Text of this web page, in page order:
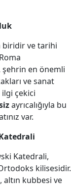
biridir ve tarihi
en önemli
ve sanat
çekici
ayrıcalığıyla bu
var.
Katedrali,
kilisesidir.
altın kubbesi ve